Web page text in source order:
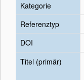
Kategorie
Referenztyp
DOI
Titel (primär)